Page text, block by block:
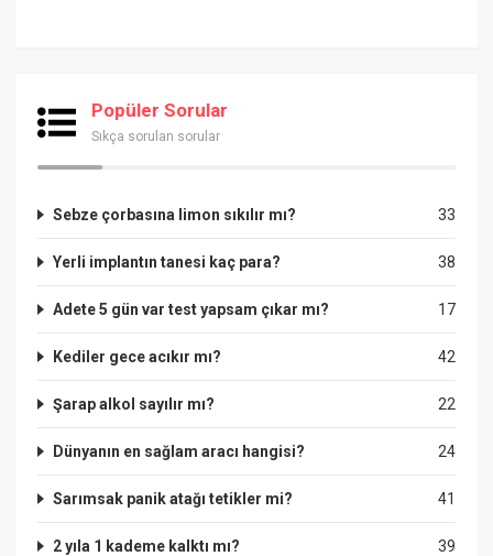
Popüler Sorular
Sıkça sorulan sorular
33
Sebze çorbasına limon sıkılır mı?
38
Yerli implantın tanesi kaç para?
17
Adete 5 gün var test yapsam çıkar mı?
42
Kediler gece acıkır mı?
22
Şarap alkol sayılır mı?
24
Dünyanın en sağlam aracı hangisi?
41
Sarımsak panik atağı tetikler mi?
39
2 yıla 1 kademe kalktı mı?